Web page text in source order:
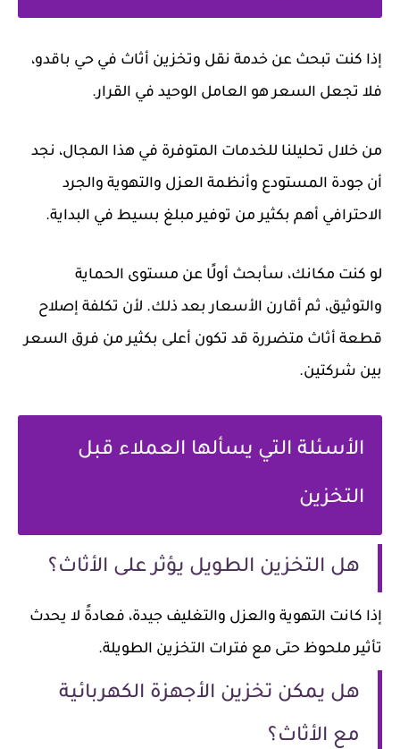
إذا كنت تبحث عن خدمة نقل وتخزين أثاث في حي باقدو،
فلا تجعل السعر هو العامل الوحيد في القرار.
من خلال تحليلنا للخدمات المتوفرة في هذا المجال، نجد
أن جودة المستودع وأنظمة العزل والتهوية والجرد
الاحترافي أهم بكثير من توفير مبلغ بسيط في البداية.
لو كنت مكانك، سأبحث أولًا عن مستوى الحماية
والتوثيق، ثم أقارن الأسعار بعد ذلك. لأن تكلفة إصلاح
قطعة أثاث متضررة قد تكون أعلى بكثير من فرق السعر
بين شركتين.
الأسئلة التي يسألها العملاء قبل
التخزين
هل التخزين الطويل يؤثر على الأثاث؟
إذا كانت التهوية والعزل والتغليف جيدة، فعادةً لا يحدث
تأثير ملحوظ حتى مع فترات التخزين الطويلة.
هل يمكن تخزين الأجهزة الكهربائية
مع الأثاث؟